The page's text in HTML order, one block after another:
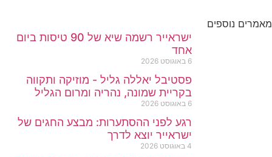
מאמרים נוספים
ישראייר רשמה שיא של 90 טיסות ביום
אחד
6 באוגוסט 2026
פסטיבל יאללה גליל - מוזיקה ותקווה
בקריית שמונה, נהריה ומרום הגליל
6 באוגוסט 2026
רגע לפני ההסתערות: מבצע החגים של
ישראייר יוצא לדרך
4 באוגוסט 2026